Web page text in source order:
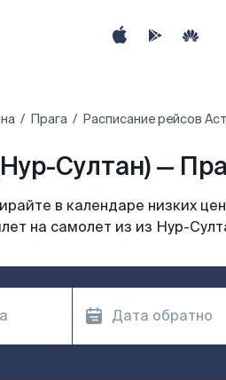
Прага Расписание рейсов
Султан) —
в календаре низких
на самолет из из Нур-